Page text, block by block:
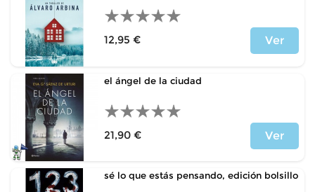
12,95 €
Ver
el ángel de la ciudad
21,90 €
Ver
sé lo que estás pensando, edición bolsillo